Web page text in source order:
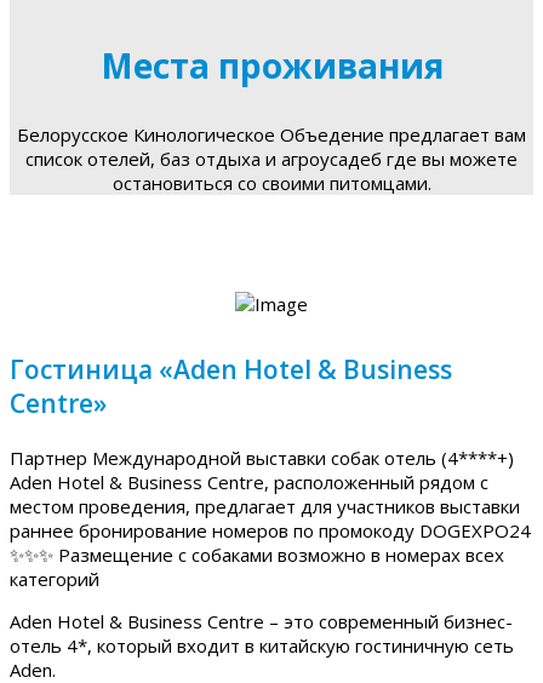
Места проживания
Белорусское Кинологическое Объедение предлагает вам
список отелей, баз отдыха и агроусадеб где вы можете
остановиться со своими питомцами.
Гостиница «Aden Hotel & Business
Centre»
Партнер Международной выставки собак отель (4****+)
Aden Hotel & Business Centre, расположенный рядом с
местом проведения, предлагает для участников выставки
раннее бронирование номеров по промокоду DOGEXPO24
✨✨✨ Размещение с собаками возможно в номерах всех
категорий
Aden Hotel & Business Centre – это современный бизнес-
отель 4*, который входит в китайскую гостиничную сеть
Aden.